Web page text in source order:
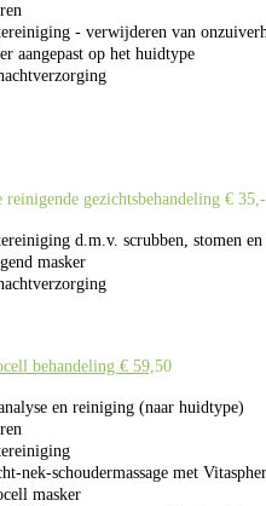
- verwijderen van
aangepast op het huidtype
reinigende gezichtsbehandeling € 35,-
d.m.v. scrubben, stomen
masker
behandeling € 59,50
en reiniging (naar huidtype)
nek-schoudermassage met
masker